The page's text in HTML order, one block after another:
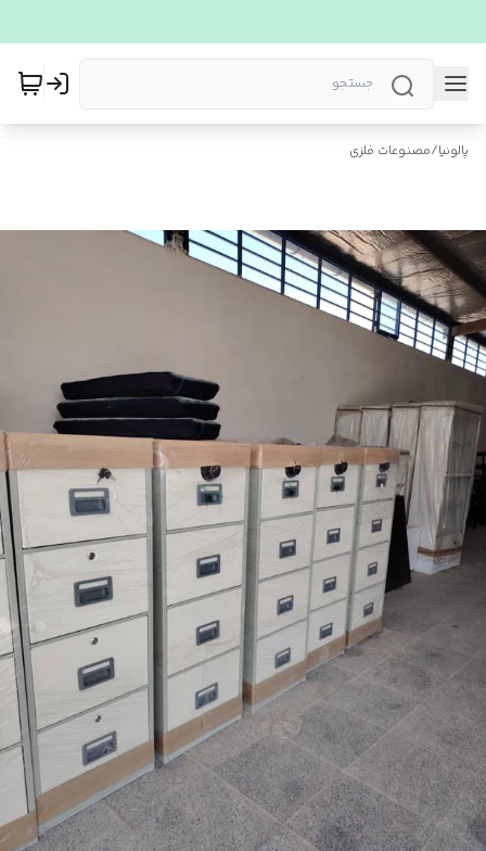
پالونیا/مصنوعات فلزی